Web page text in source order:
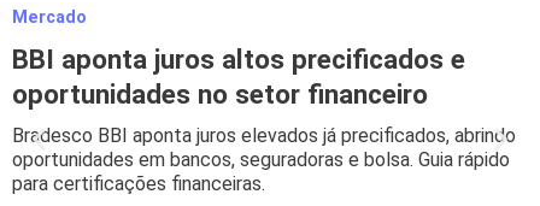
Mercado
BBI aponta juros altos precificados e
oportunidades no setor financeiro
Bradesco BBI aponta juros elevados já precificados, abrindo
oportunidades em bancos, seguradoras e bolsa. Guia rápido
para certificações financeiras.